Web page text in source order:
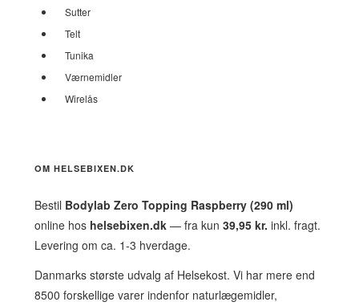
Sutter
Telt
Tunika
Værnemidler
Wirelås
OM HELSEBIXEN.DK
Bestil Bodylab Zero Topping Raspberry (290 ml)
online hos helsebixen.dk — fra kun 39,95 kr. inkl. fragt.
Levering om ca. 1-3 hverdage.
Danmarks største udvalg af Helsekost. Vi har mere end
8500 forskellige varer indenfor naturlægemidler,